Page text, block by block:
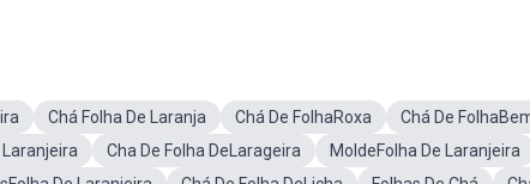
Chá Folha De Laranja Chá De FolhaRoxa
Chá De
Laranjeira Cha De Folha DeLarageira MoldeFolha De Laranjeira